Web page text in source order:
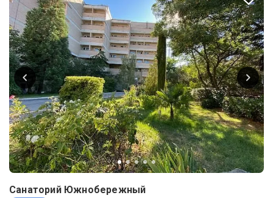
Санаторий Южнобережный